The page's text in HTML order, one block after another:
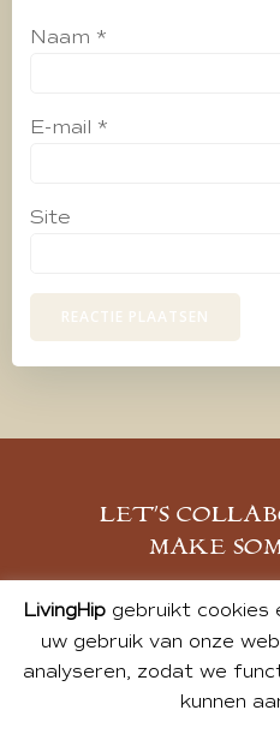
Naam *
E-mail *
Site
LET’S
MAKE
MELD
LivingHipgebruikt cookies
uw gebruik van onze
analyseren, zodat we
kunnen